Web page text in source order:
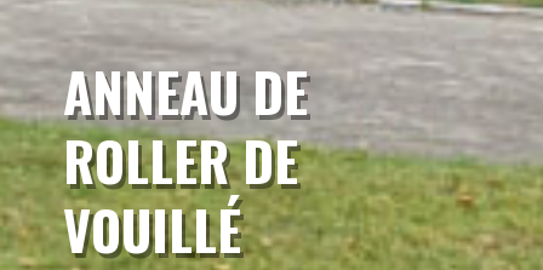
ANNEAU DE
ROLLER DE
VOUILLÉ